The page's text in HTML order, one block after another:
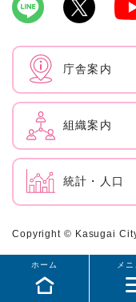
メニ
ホーム
庁舎案内
組織案内
統計・人口
Copyright © Kasugai